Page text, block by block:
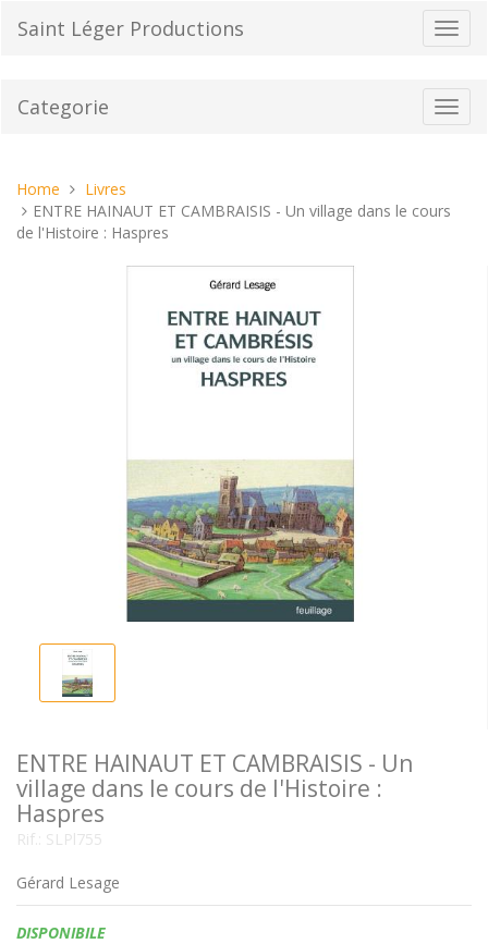
Saint Léger Productions
Categorie
Tu
sei
qui:
Home
Livres
ENTRE HAINAUT ET CAMBRAISIS - Un village dans le cours
de l'Histoire : Haspres
ENTRE HAINAUT ET CAMBRAISIS - Un
village dans le cours de l'Histoire :
Haspres
Rif.: SLPl755
Gérard Lesage
Disponibilità:
DISPONIBILE